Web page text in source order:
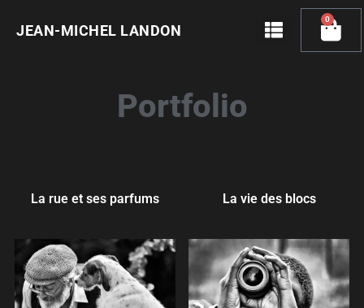
JEAN-MICHEL LANDON
0
Cart
Portfolio
La rue et ses parfums La vie des blocs